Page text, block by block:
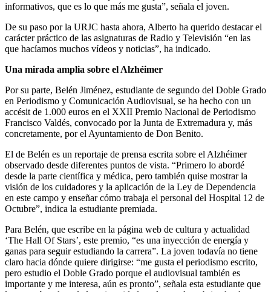
informativos, que es lo que más me gusta”, señala el joven.
De su paso por la URJC hasta ahora, Alberto ha querido destacar el
carácter práctico de las asignaturas de Radio y Televisión “en las
que hacíamos muchos vídeos y noticias”, ha indicado.
Una mirada amplia sobre el Alzhéimer
Por su parte, Belén Jiménez, estudiante de segundo del Doble Grado
en Periodismo y Comunicación Audiovisual, se ha hecho con un
accésit de 1.000 euros en el XXII Premio Nacional de Periodismo
Francisco Valdés, convocado por la Junta de Extremadura y, más
concretamente, por el Ayuntamiento de Don Benito.
El de Belén es un reportaje de prensa escrita sobre el Alzhéimer
observado desde diferentes puntos de vista. “Primero lo abordé
desde la parte científica y médica, pero también quise mostrar la
visión de los cuidadores y la aplicación de la Ley de Dependencia
en este campo y enseñar cómo trabaja el personal del Hospital 12 de
Octubre”, indica la estudiante premiada.
Para Belén, que escribe en la página web de cultura y actualidad
‘The Hall Of Stars’, este premio, “es una inyección de energía y
ganas para seguir estudiando la carrera”. La joven todavía no tiene
claro hacia dónde quiere dirigirse: “me gusta el periodismo escrito,
pero estudio el Doble Grado porque el audiovisual también es
importante y me interesa, aún es pronto”, señala esta estudiante que